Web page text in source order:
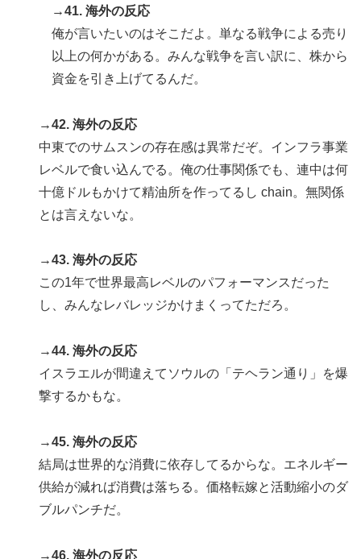
→41. 海外の反応
俺が言いたいのはそこだよ。単なる戦争による売り
以上の何かがある。みんな戦争を言い訳に、株から
資金を引き上げてるんだ。
→42. 海外の反応
中東でのサムスンの存在感は異常だぞ。インフラ事業
レベルで食い込んでる。俺の仕事関係でも、連中は何
十億ドルもかけて精油所を作ってるし chain。無関係
とは言えないな。
→43. 海外の反応
この1年で世界最高レベルのパフォーマンスだった
し、みんなレバレッジかけまくってただろ。
→44. 海外の反応
イスラエルが間違えてソウルの「テヘラン通り」を爆
撃するかもな。
→45. 海外の反応
結局は世界的な消費に依存してるからな。エネルギー
供給が減れば消費は落ちる。価格転嫁と活動縮小のダ
ブルパンチだ。
→46. 海外の反応